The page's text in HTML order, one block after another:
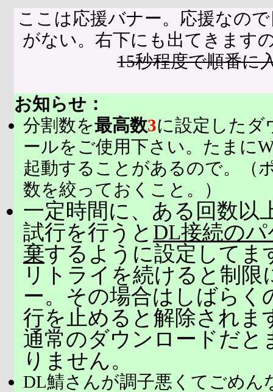
ここは応援バナー。応援なの
がない。右下にも出てきます
15秒程度で順番に
お知らせ：
分割数を最高数3に設定したダ
ールをご使用下さい。たまに
起動することがあるので。（
数を絞っておくこと。）
一定時間に、ある回数以
試行を行うと DL接続の
棄するように設定してま
リトライを続けると制限
ー。その場合はしばらく
行を止めると解除されま
通常のダウンロードだと
りません。
DL鯖さんが調子悪くてごめん